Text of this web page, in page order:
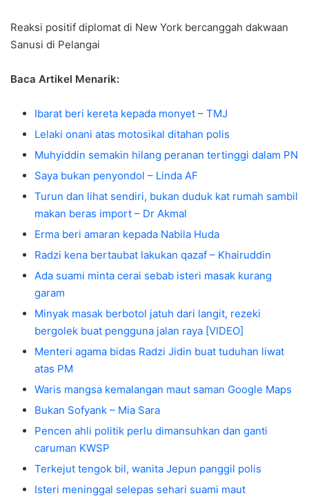
Reaksi positif diplomat di New York bercanggah dakwaan
Sanusi di Pelangai
Baca Artikel Menarik:
Ibarat beri kereta kepada monyet – TMJ
Lelaki onani atas motosikal ditahan polis
Muhyiddin semakin hilang peranan tertinggi dalam PN
Saya bukan penyondol – Linda AF
Turun dan lihat sendiri, bukan duduk kat rumah sambil
makan beras import – Dr Akmal
Erma beri amaran kepada Nabila Huda
Radzi kena bertaubat lakukan qazaf – Khairuddin
Ada suami minta cerai sebab isteri masak kurang
garam
Minyak masak berbotol jatuh dari langit, rezeki
bergolek buat pengguna jalan raya [VIDEO]
Menteri agama bidas Radzi Jidin buat tuduhan liwat
atas PM
Waris mangsa kemalangan maut saman Google Maps
Bukan Sofyank – Mia Sara
Pencen ahli politik perlu dimansuhkan dan ganti
caruman KWSP
Terkejut tengok bil, wanita Jepun panggil polis
Isteri meninggal selepas sehari suami maut